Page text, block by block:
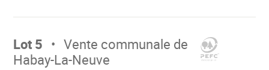
Aller
Lot 5
Vente communale de
Habay-La-Neuve